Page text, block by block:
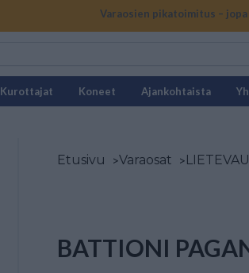
Varaosien pikatoimitus – jopa
Kurottajat Koneet Ajankohtaista
Etusivu >Varaosat >
BATTIONI